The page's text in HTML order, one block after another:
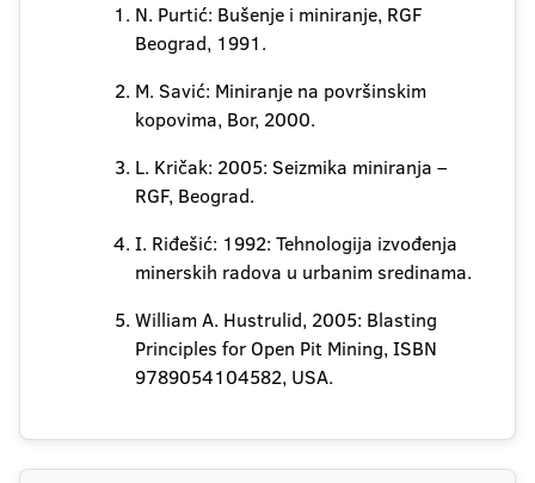
N. Purtić: Bušenje i miniranje, RGF
Beograd, 1991.
M. Savić: Miniranje na površinskim
kopovima, Bor, 2000.
L. Kričak: 2005: Seizmika miniranja –
RGF, Beograd.
I. Riđešić: 1992: Tehnologija izvođenja
minerskih radova u urbanim sredinama.
William A. Hustrulid, 2005: Blasting
Principles for Open Pit Mining, ISBN
9789054104582, USA.